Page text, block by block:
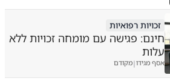
זכויות רפואיות
חינם: פגישה עם מומחה זכויות ללא
עלות
אסף מגידו|מקודם